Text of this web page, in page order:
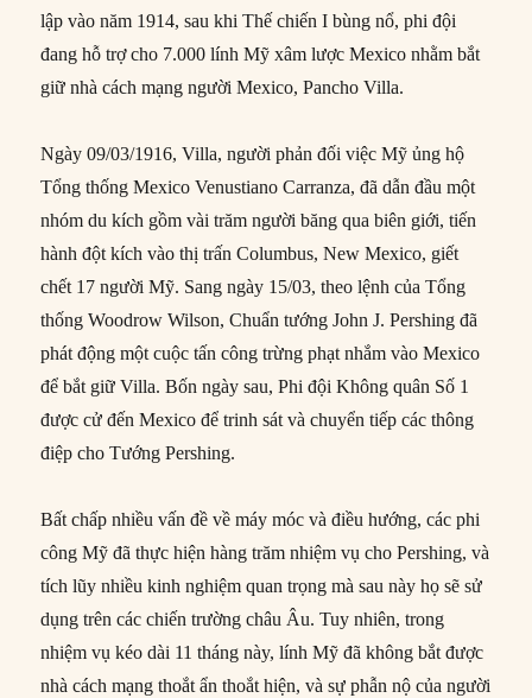
lập vào năm 1914, sau khi Thế chiến I bùng nổ, phi đội
đang hỗ trợ cho 7.000 lính Mỹ xâm lược Mexico nhằm bắt
giữ nhà cách mạng người Mexico, Pancho Villa.
Ngày 09/03/1916, Villa, người phản đối việc Mỹ ủng hộ
Tổng thống Mexico Venustiano Carranza, đã dẫn đầu một
nhóm du kích gồm vài trăm người băng qua biên giới, tiến
hành đột kích vào thị trấn Columbus, New Mexico, giết
chết 17 người Mỹ. Sang ngày 15/03, theo lệnh của Tổng
thống Woodrow Wilson, Chuẩn tướng John J. Pershing đã
phát động một cuộc tấn công trừng phạt nhắm vào Mexico
để bắt giữ Villa. Bốn ngày sau, Phi đội Không quân Số 1
được cử đến Mexico để trinh sát và chuyển tiếp các thông
điệp cho Tướng Pershing.
Bất chấp nhiều vấn đề về máy móc và điều hướng, các phi
công Mỹ đã thực hiện hàng trăm nhiệm vụ cho Pershing, và
tích lũy nhiều kinh nghiệm quan trọng mà sau này họ sẽ sử
dụng trên các chiến trường châu Âu. Tuy nhiên, trong
nhiệm vụ kéo dài 11 tháng này, lính Mỹ đã không bắt được
nhà cách mạng thoắt ẩn thoắt hiện, và sự phẫn nộ của người